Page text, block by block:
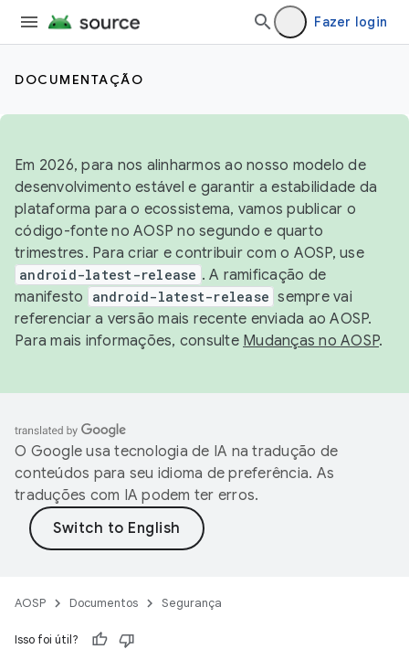
Fazer login
DOCUMENTAÇÃO
Em 2026, para nos alinharmos ao nosso modelo de
desenvolvimento estável e garantir a estabilidade da
plataforma para o ecossistema, vamos publicar o
código-fonte no AOSP no segundo e quarto
trimestres. Para criar e contribuir com o AOSP, use
android-latest-release . A ramificação de
manifesto
android-latest-release sempre vai
referenciar a versão mais recente enviada ao AOSP.
Para mais informações, consulte Mudanças no AOSP.
O Google usa tecnologia de IA na tradução de
conteúdos para seu idioma de preferência. As
traduções com IA podem ter erros.
AOSP Documentos Segurança
Isso foi útil?